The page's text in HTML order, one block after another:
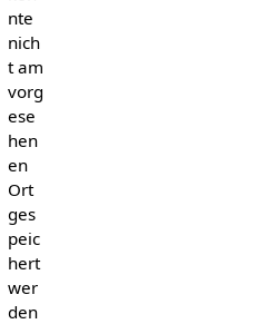
nte
nich
t am
vorg
ese
hen
en
Ort
ges
peic
hert
wer
den